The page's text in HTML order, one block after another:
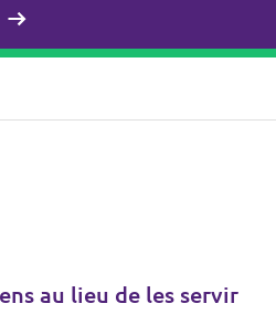
au lieu de les servir